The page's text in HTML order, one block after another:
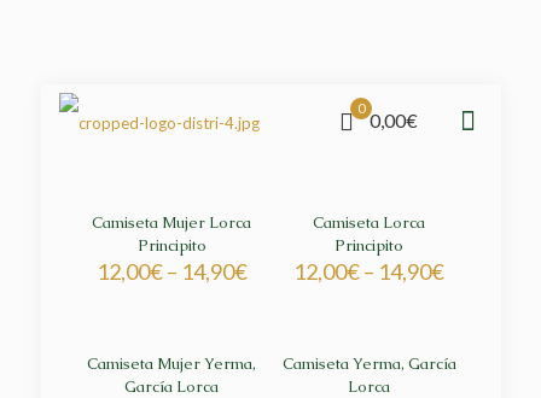
0
0,00€
Camiseta Mujer Lorca
Principito
12,00€– 14,90€
Camiseta Lorca
Principito
12,00€– 14,90€
Camiseta Mujer Yerma,
García Lorca
Camiseta Yerma, García
Lorca